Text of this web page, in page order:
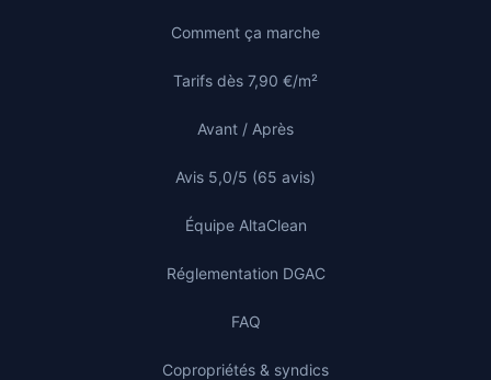
Comment ça marche
Tarifs dès 7,90 €/m²
Avant / Après
Avis 5,0/5 (65 avis)
Équipe AltaClean
Réglementation DGAC
FAQ
Copropriétés & syndics